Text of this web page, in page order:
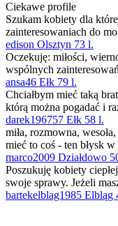
Ciekawe profile
Szukam kobiety dla
zainteresowaniach do
edison Olsztyn 73 l.
Oczekuję: miłości,
wspólnych
ansa46 Ełk 79 l.
Chciałbym mieć taką
którą można pogadać i
darek196757 Ełk 58 l.
miła, rozmowna,
mieć to coś - ten błysk
marco2009 Działdowo
Poszukuję kobiety
swoje sprawy. Jeżeli
bartekelblag1985 Elbląg